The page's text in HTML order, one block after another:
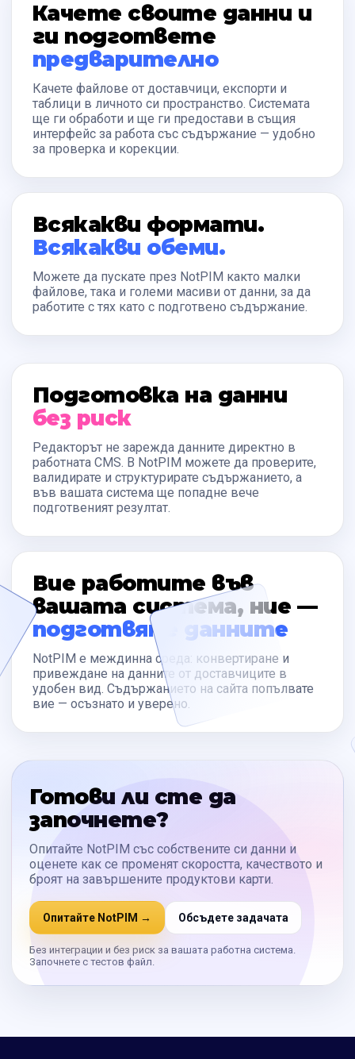
Качете своите данни и
ги подгответе
предварително
Качете файлове от доставчици, експорти и
таблици в личното си пространство. Системата
ще ги обработи и ще ги предостави в същия
интерфейс за работа със съдържание — удобно
за проверка и корекции.
Всякакви формати.
Всякакви обеми.
Можете да пускате през NotPIM както малки
файлове, така и големи масиви от данни, за да
работите с тях като с подготвено съдържание.
Подготовка на данни
без риск
Редакторът не зарежда данните директно в
работната CMS. В NotPIM можете да проверите,
валидирате и структурирате съдържанието, а
във вашата система ще попадне вече
подготвеният резултат.
Вие работите във
вашата система, ние —
подготвяме данните
NotPIM е междинна среда: конвертиране и
привеждане на данните от доставчиците в
удобен вид. Съдържанието на сайта попълвате
вие — осъзнато и уверено.
Готови ли сте да
започнете?
Опитайте NotPIM със собствените си данни и
оценете как се променят скоростта, качеството и
броят на завършените продуктови карти.
Опитайте NotPIM → Обсъдете задачата
Без интеграции и без риск за вашата работна система.
Започнете с тестов файл.